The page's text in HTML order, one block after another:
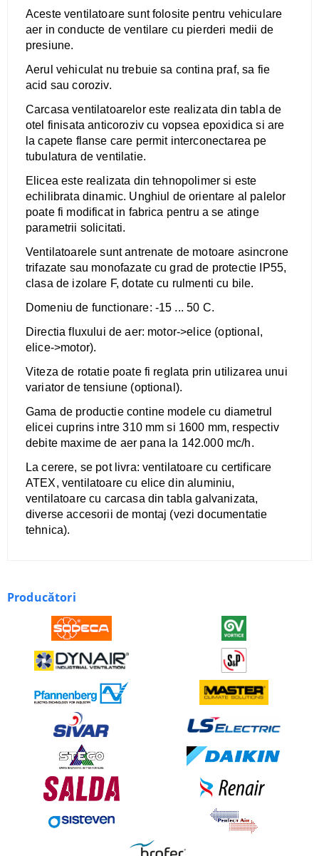
Aceste ventilatoare sunt folosite pentru vehiculare
aer in conducte de ventilare cu pierderi medii de
presiune.
Aerul vehiculat nu trebuie sa contina praf, sa fie
acid sau coroziv.
Carcasa ventilatoarelor este realizata din tabla de
otel finisata anticoroziv cu vopsea epoxidica si are
la capete flanse care permit interconectarea pe
tubulatura de ventilatie.
Elicea este realizata din tehnopolimer si este
echilibrata dinamic. Unghiul de orientare al palelor
poate fi modificat in fabrica pentru a se atinge
parametrii solicitati.
Ventilatoarele sunt antrenate de motoare asincrone
trifazate sau monofazate cu grad de protectie IP55,
clasa de izolare F, dotate cu rulmenti cu bile.
Domeniu de functionare: -15 ... 50 C.
Directia fluxului de aer: motor->elice (optional,
elice->motor).
Viteza de rotatie poate fi reglata prin utilizarea unui
variator de tensiune (optional).
​Gama de productie contine modele cu diametrul
elicei cuprins intre 310 mm si 1600 mm, respectiv
debite maxime de aer pana la 142.000 mc/h.
La cerere, se pot livra: ventilatoare cu certificare
ATEX, ventilatoare cu elice din aluminiu,
ventilatoare cu carcasa din tabla galvanizata,
diverse accesorii de montaj (vezi documentatie
tehnica).
Producători